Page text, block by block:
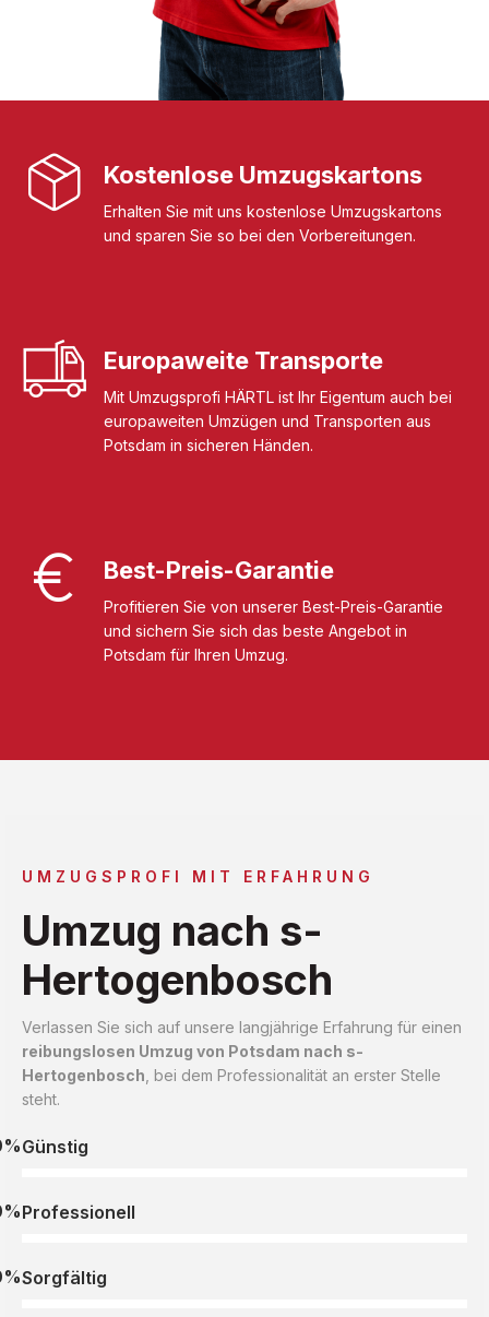
Kostenlose Umzugskartons
Erhalten Sie mit uns kostenlose Umzugskartons
und sparen Sie so bei den Vorbereitungen.
Europaweite Transporte
Mit Umzugsprofi HÄRTL ist Ihr Eigentum auch bei
europaweiten Umzügen und Transporten aus
Potsdam in sicheren Händen.
Best-Preis-Garantie
Profitieren Sie von unserer Best-Preis-Garantie
und sichern Sie sich das beste Angebot in
Potsdam für Ihren Umzug.
UMZUGSPROFI MIT ERFAHRUNG
Umzug nach s-
Hertogenbosch
Verlassen Sie sich auf unsere langjährige Erfahrung für einen
reibungslosen Umzug von Potsdam nach s-
Hertogenbosch , bei dem Professionalität an erster Stelle
steht.
Günstig
Professionell
Sorgfältig